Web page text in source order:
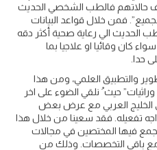
حالاتهم فالطب الشخصي الحديث
فمن خلال قواعد البيانات
الحديث الي رعاية صحية أكثر دقه
كان وقائيا او علاجيا بما
حدا.
والتطبيق العلمي، ومن هذا
حيث ُ نلقي الضوء على اخر
العربي مع عرض بعض
تفعيله. فقد سعينا من خلال هذا
فيها المختصين في مجالات
مع باقي التخصصات. وذلك من